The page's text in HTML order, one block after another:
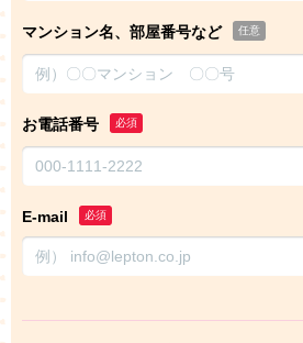
マンション名、部屋番号など 任意
お電話番号 必須
E-mail 必須